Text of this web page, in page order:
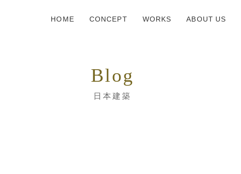
HOME CONCEPT WORKS ABOUT US
Blog
日本建築